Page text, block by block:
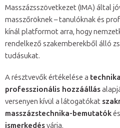
Masszázsszövetkezet (IMA) által
masszőröknek – tanulóknak és
kínál platformot arra, hogy
rendelkező szakemberekből álló
tudásukat.
A résztvevők értékelése a
professzionális hozzáállás
versenyen kívül a látogatókat
masszázstechnika-bemutatók
ismerkedésvárja.